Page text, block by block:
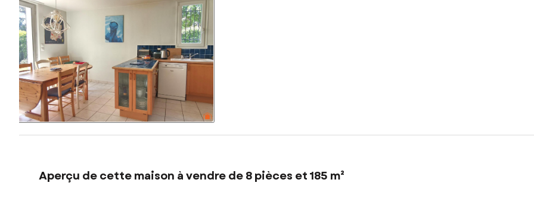
Aperçu de cette maison à vendre de 8 pièces et 185 m²